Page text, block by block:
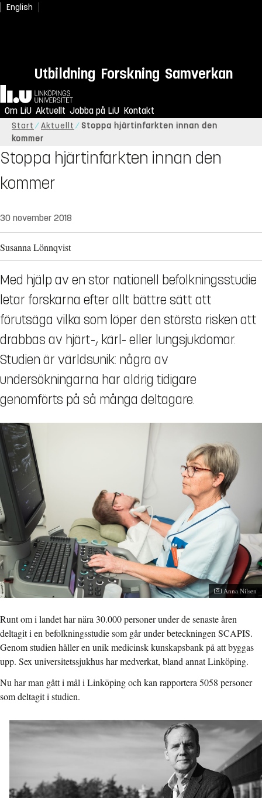
English
Utbildning Forskning Samverkan
Hem
Om LiU Aktuellt Jobba på LiU Kontakt
Start Aktuellt
Stoppa hjärtinfarkten innan den
kommer
Stoppa hjärtinfarkten innan den
kommer
30 november 2018
Susanna Lönnqvist
Med hjälp av en stor nationell befolkningsstudie
letar forskarna efter allt bättre sätt att
förutsäga vilka som löper den största risken att
drabbas av hjärt-, kärl- eller lungsjukdomar.
Studien är världsunik: några av
undersökningarna har aldrig tidigare
genomförts på så många deltagare.
Fotograf:
Anna Nilsen
Runt om i landet har nära 30.000 personer under de senaste åren
deltagit i en befolkningsstudie som går under beteckningen SCAPIS.
Genom studien håller en unik medicinsk kunskapsbank på att byggas
upp. Sex universitetssjukhus har medverkat, bland annat Linköping.
Nu har man gått i mål i Linköping och kan rapportera 5058 personer
som deltagit i studien.